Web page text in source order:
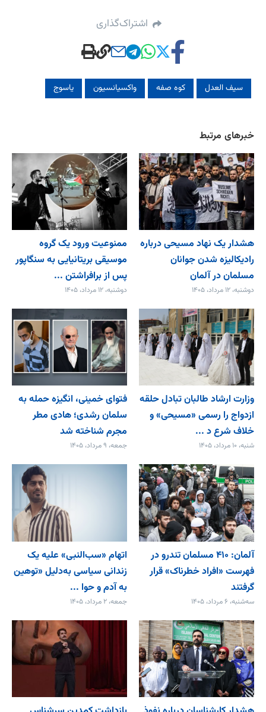
اشتراک‌گذاری
سیف‌ العدل کوه صفه واکسیانسیون یاسوج
خبرهای مرتبط
هشدار یک نهاد مسیحی درباره
رادیکالیزه شدن جوانان
مسلمان در آلمان
دوشنبه، ۱۲ مرداد، ۱۴۰۵
ممنوعیت ورود یک گروه
موسیقی بریتانیایی به سنگاپور
پس از برافراشتن ...
دوشنبه، ۱۲ مرداد، ۱۴۰۵
وزارت ارشاد طالبان تبادل حلقه
ازدواج را رسمی «مسیحی» و
خلاف شرع د ...
شنبه، ۱۰ مرداد، ۱۴۰۵
فتوای خمینی، انگیزه حمله به
سلمان رشدی؛ هادی مطر
مجرم شناخته شد
جمعه، ۹ مرداد، ۱۴۰۵
آلمان: ۴۱۰ مسلمان تندرو در
فهرست «افراد خطرناک» قرار
گرفتند
سه‌شنبه، ۶ مرداد، ۱۴۰۵
اتهام «سب‌النبی» علیه یک
زندانی سیاسی به‌دلیل «توهین
به آدم و حوا ...
جمعه، ۲ مرداد، ۱۴۰۵